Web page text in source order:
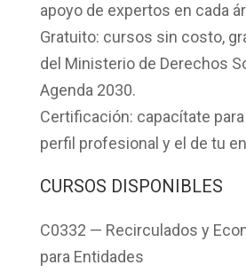
apoyo de expertos en cada
Gratuito: cursos sin costo,
del Ministerio de Derechos
Agenda 2030.
Certificación: capacítate
perfil profesional y el de tu
CURSOS DISPONIBLES
C0332 — Recirculados y
para Entidades